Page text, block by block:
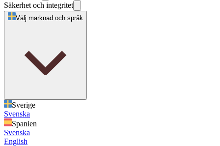
Säkerhet och integritet
Välj marknad och språk
Sverige
Svenska
Spanien
Svenska
English